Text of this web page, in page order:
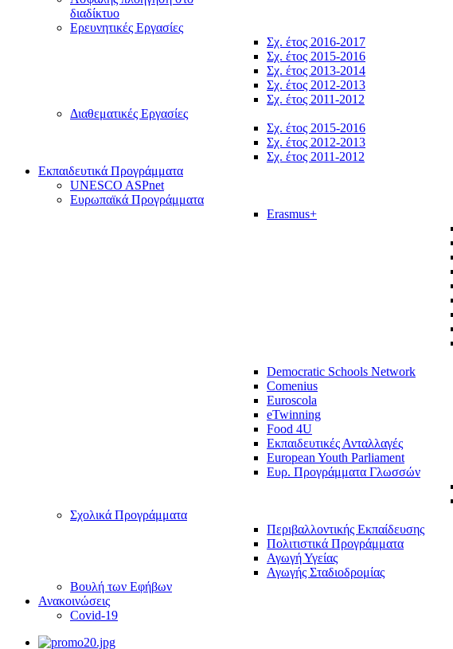
διαδίκτυο
Ερευνητικές Εργασίες
Σχ. έτος 2016-2017
Σχ. έτος 2015-2016
Σχ. έτος 2013-2014
Σχ. έτος 2012-2013
Σχ. έτος 2011-2012
Διαθεματικές Εργασίες
Σχ. έτος 2015-2016
Σχ. έτος 2012-2013
Σχ. έτος 2011-2012
Εκπαιδευτικά Προγράμματα
UNESCO ASPnet
Ευρωπαϊκά Προγράμματα
Erasmus+
Democratic Schools Network
Comenius
Euroscola
eTwinning
Food 4U
Εκπαιδευτικές Ανταλλαγές
European Youth Parliament
Ευρ. Προγράμματα Γλωσσών
Σχολικά Προγράμματα
Περιβαλλοντικής Εκπαίδευσης
Πολιτιστικά Προγράμματα
Αγωγή Υγείας
Αγωγής Σταδιοδρομίας
Βουλή των Εφήβων
Ανακοινώσεις
Covid-19